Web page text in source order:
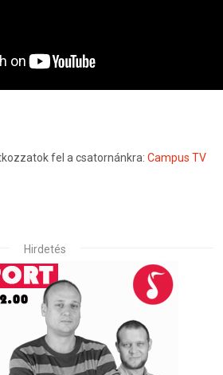
fel a csatornánkra: Campus TV
Hirdetés